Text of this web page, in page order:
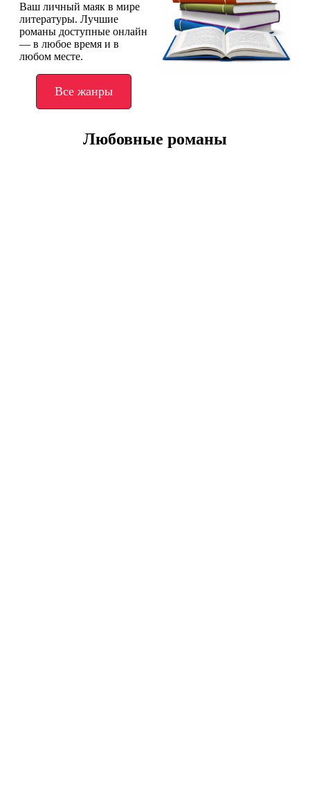
Ваш личный маяк в мире
литературы. Лучшие
романы доступные онлайн
— в любое время и в
любом месте.
Все жанры
Любовные романы